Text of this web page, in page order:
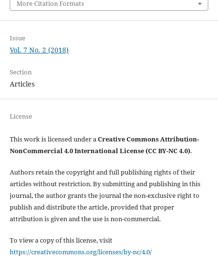
More Citation Formats
Issue
Vol. 7 No. 2 (2018)
Section
Articles
License
This work is licensed under aCreative Commons Attribution-
NonCommercial 4.0 International License (CC BY-NC 4.0).
Authors retain the copyright and full publishing rights of their
articles without restriction. By submitting and publishing in this
journal, the author grants the journal the non-exclusive right to
publish and distribute the article, provided that proper
attribution is given and the use is non-commercial.
To view a copy of this license, visit
https://creativecommons.org/licenses/by-nc/4.0/